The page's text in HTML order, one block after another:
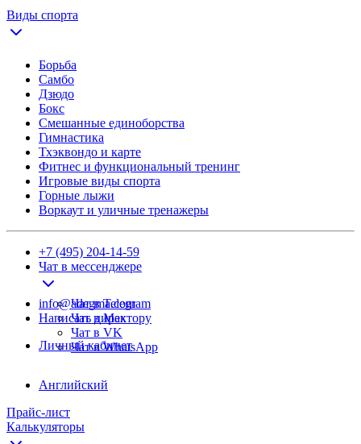
Виды спорта
Борьба
Самбо
Дзюдо
Бокс
Смешанные единоборства
Гимнастика
Тхэквондо и карте
Фитнес и функциональный тренинг
Игровые виды спорта
Горные лыжи
Воркаут и уличные тренажеры
+7 (495) 204-14-59
Чат в мессенджере
Чат в Telegram
Чат в Max
Чат в VK
Чат в WhatsApp
info@adegma.com
Написать директору
Личный кабинет
Английский
Прайс-лист
Калькуляторы